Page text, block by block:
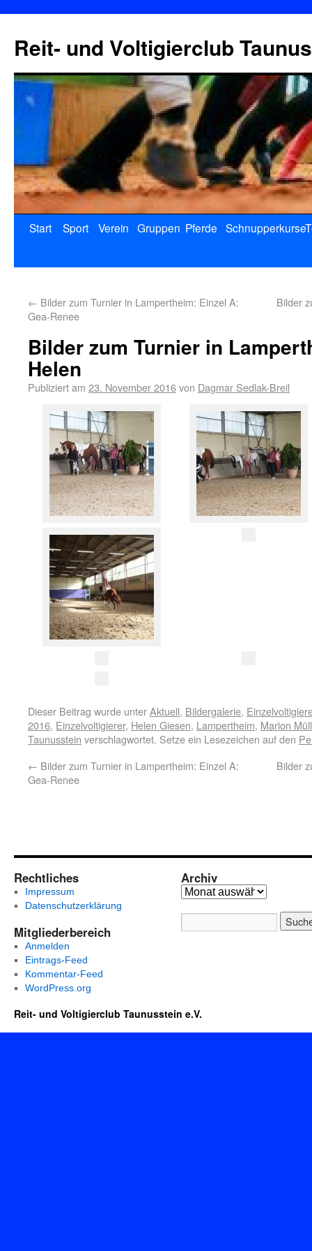
Reit- und Voltigierclub
Start Sport Verein Gruppen Pferde Schnupperkurse
← Bilder zum Turnier in Lampertheim: Einzel A:
Gea-Renee
Bilder
Bilder zum Turnier in
Helen
Publiziert am 23. November 2016von Dagmar Sedlak-Breil
Dieser Beitrag wurde unterAktuell, Bildergalerie,
2016, Einzelvoltigierer, Helen Giesen, Lampertheim, Marion
Taunusstein verschlagwortet. Setze ein Lesezeichen auf den
← Bilder zum Turnier in Lampertheim: Einzel A:
Gea-Renee
Bilder
Rechtliches
Impressum
Datenschutzerklärung
Mitgliederbereich
Anmelden
Eintrags-Feed
Kommentar-Feed
WordPress.org
Archiv
Reit- und Voltigierclub Taunusstein e.V.